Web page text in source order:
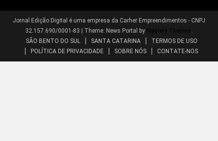
Jornal Edição Digital é uma empresa da Carher Empreendimentos - CNPJ
32.157.690/0001-83
Theme: News Portal by Mystery Themes .
SÃO BENTO DO SUL
SANTA CATARINA
TERMOS DE USO
POLÍTICA DE PRIVACIDADE
SOBRE NÓS CONTATE-NOS